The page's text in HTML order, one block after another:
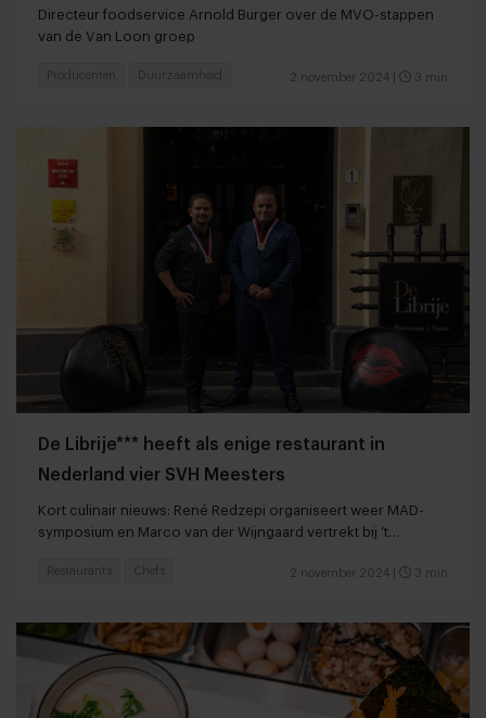
Directeur foodservice Arnold Burger over de MVO-stappen
van de Van Loon groep
2 november 2024 3 min
Producenten Duurzaamheid
De Librije*** heeft als enige restaurant in
Nederland vier SVH Meesters
Kort culinair nieuws: René Redzepi organiseert weer MAD-
symposium en Marco van der Wijngaard vertrekt bij ‘t
2 november 2024 3 min
Restaurants Chefs